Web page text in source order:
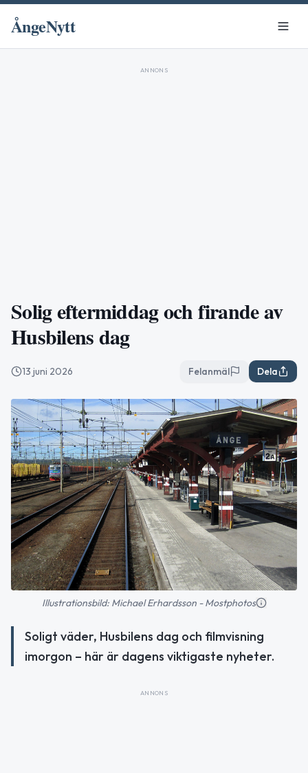
ÅngeNytt
ANNONS
Solig eftermiddag och firande av
Husbilens dag
13 juni 2026 Felanmäl Dela
Illustrationsbild: Michael Erhardsson - Mostphotos
Soligt väder, Husbilens dag och filmvisning
imorgon – här är dagens viktigaste nyheter.
ANNONS